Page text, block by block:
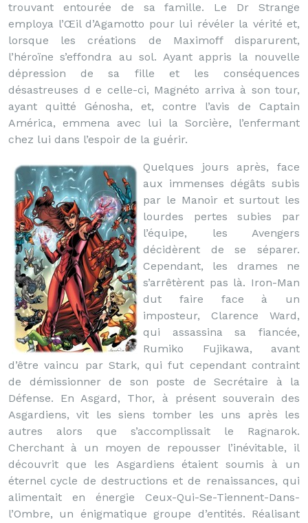
trouvant entourée de sa famille. Le Dr Strange
employa l’Œil d’Agamotto pour lui révéler la vérité et,
lorsque les créations de Maximoff disparurent,
l’héroïne s’effondra au sol. Ayant appris la nouvelle
dépression de sa fille et les conséquences
désastreuses d e celle-ci, Magnéto arriva à son tour,
ayant quitté Génosha, et, contre l’avis de Captain
América, emmena avec lui la Sorcière, l’enfermant
chez lui dans l’espoir de la guérir.
Quelques jours après, face
aux immenses dégâts subis
par le Manoir et surtout les
lourdes pertes subies par
l’équipe, les Avengers
décidèrent de se séparer.
Cependant, les drames ne
s’arrêtèrent pas là. Iron-Man
dut faire face à un
imposteur, Clarence Ward,
qui assassina sa fiancée,
Rumiko Fujikawa, avant
d’être vaincu par Stark, qui fut cependant contraint
de démissionner de son poste de Secrétaire à la
Défense. En Asgard, Thor, à présent souverain des
Asgardiens, vit les siens tomber les uns après les
autres alors que s’accomplissait le Ragnarok.
Cherchant à un moyen de repousser l’inévitable, il
découvrit que les Asgardiens étaient soumis à un
éternel cycle de destructions et de renaissances, qui
alimentait en énergie Ceux-Qui-Se-Tiennent-Dans-
l’Ombre, un énigmatique groupe d’entités. Réalisant